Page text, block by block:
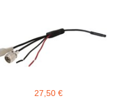
27,50 €